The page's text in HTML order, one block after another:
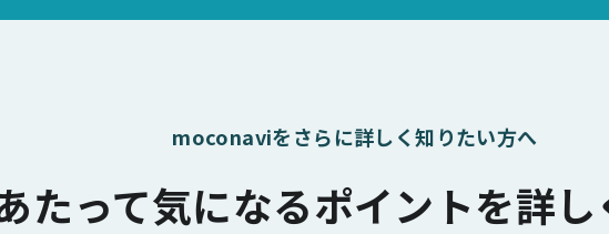
moconaviをさらに詳しく知りたい方へ
たって気になるポイントを詳